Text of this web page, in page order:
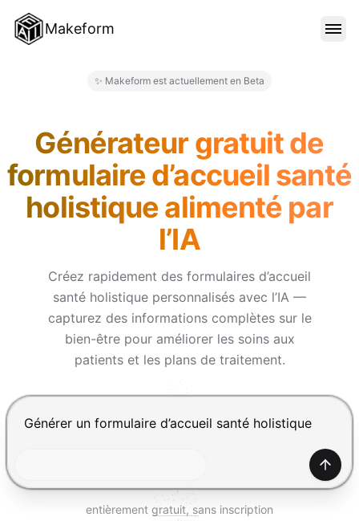
Makeform
BLOG
SE CONNECTER
ESSAYER GRATUITEMENT
✨ Makeform est actuellement en Beta
Générateur gratuit de
formulaire d’accueil santé
holistique alimenté par
l’IA
Créez rapidement des formulaires d’accueil
santé holistique personnalisés avec l’IA —
capturez des informations complètes sur le
bien-être pour améliorer les soins aux
patients et les plans de traitement.
Appuyez sur Entrée pour envoyer, Maj+Entrée pour
entièrement gratuit, sans inscription